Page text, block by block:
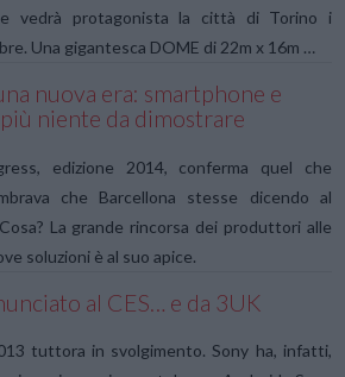
vedrà protagonista la città di Torino i
Una gigantesca DOME di 22m x 16m …
nuova era: smartphone e
niente da dimostrare
edizione 2014, conferma quel che
che Barcellona stesse dicendo al
La grande rincorsa dei produttori alle
soluzioni è al suo apice.
al CES… e da 3UK
tuttora in svolgimento. Sony ha, infatti,